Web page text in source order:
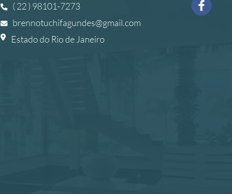
( 22 ) 98101-7273
brennotuchifagundes@gmail.com
Estado do Rio de Janeiro